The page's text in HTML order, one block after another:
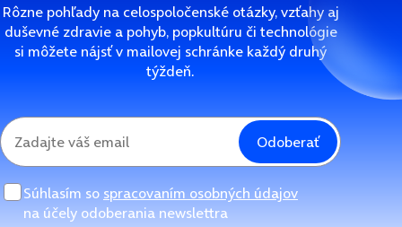
Rôzne pohľady na celospoločenské otázky, vzťahy aj
duševné zdravie a pohyb, popkultúru či technológie
si môžete nájsť v mailovej schránke každý druhý
týždeň.
Odoberať
Súhlasím so spracovaním osobných údajov
na účely odoberania newslettra